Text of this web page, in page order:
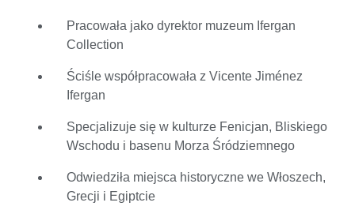
zanurzyła się w wiedzę o kulturach starożytnych. Ruth
podróżowała do Włoch, Grecji i Egiptu, gdzie miała
okazję z bliska zobaczyć wszystkie ważne obiekty
archeologiczne. W 2017 roku Ruth rozpoczęła pracę
(Hiszpania). W tym czasie współpracowała ściśle z
Vicente Jiménez Ifergan, który jest znanym
Catawiki, Ruth czerpie radość z odgadywania historii
stojącej za danym przedmiotem. Uwielbia rozważać kto
Pracowała jako dyrektor muzeum Ifergan
Collection
Ściśle współpracowała z Vicente Jiménez
Ifergan
Specjalizuje się w kulturze Fenicjan, Bliskiego
Wschodu i basenu Morza Śródziemnego
Odwiedziła miejsca historyczne we Włoszech,
Grecji i Egiptcie